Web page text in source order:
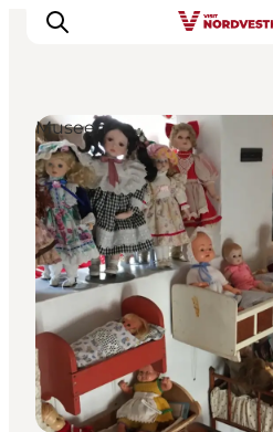
Urlaubsorte
Inspiration
Events
Unterkunft
Mach deine
Museen